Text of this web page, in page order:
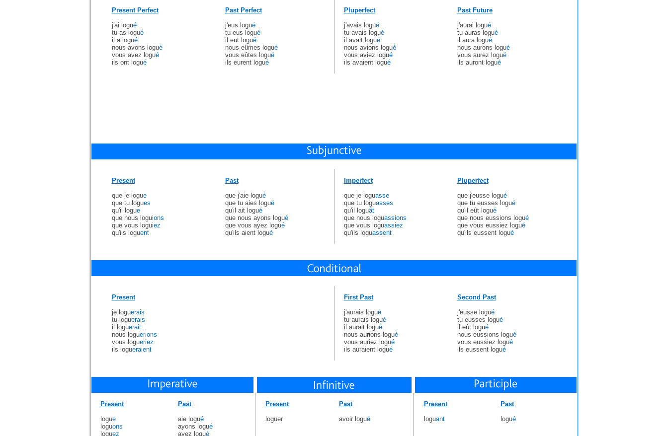
Present Perfect
j'ai logué
tu as logué
il a logué
nous avons logué
vous avez logué
ils ont logué
Past Perfect
j'eus logué
tu eus logué
il eut logué
nous eûmes logué
vous eûtes logué
ils eurent logué
Pluperfect
j'avais logué
tu avais logué
il avait logué
nous avions logué
vous aviez logué
ils avaient logué
Past Future
j'aurai logué
tu auras logué
il aura logué
nous aurons logué
vous aurez logué
ils auront logué
Present
que je logue
que tu logues
qu'il logue
que nous loguions
que vous loguiez
qu'ils loguent
Past
que j'aie logué
que tu aies logué
qu'il ait logué
que nous ayons logué
que vous ayez logué
qu'ils aient logué
Imperfect
que je loguasse
que tu loguasses
qu'il loguât
que nous loguassions
que vous loguassiez
qu'ils loguassent
Pluperfect
que j'eusse logué
que tu eusses logué
qu'il eût logué
que nous eussions logué
que vous eussiez logué
qu'ils eussent logué
Present
je loguerais
tu loguerais
il loguerait
nous loguerions
vous logueriez
ils logueraient
First Past
j'aurais logué
tu aurais logué
il aurait logué
nous aurions logué
vous auriez logué
ils auraient logué
Second Past
j'eusse logué
tu eusses logué
il eût logué
nous eussions logué
vous eussiez logué
ils eussent logué
Present
logue
loguons
loguez
Past
aie logué
ayons logué
ayez logué
Present
loguer
Past
avoir logué
Present
loguant
Past
logué